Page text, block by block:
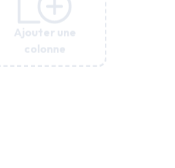
Ajouter une
colonne
Ajouter une
colonne
Ajouter une
colonne
Ajouter une
colonne
Ajouter une
colonne
Ajouter une
colonne